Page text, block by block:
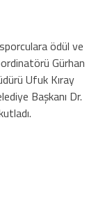
ödül ve
Gürhan
Ufuk Kıray
Başkanı Dr.